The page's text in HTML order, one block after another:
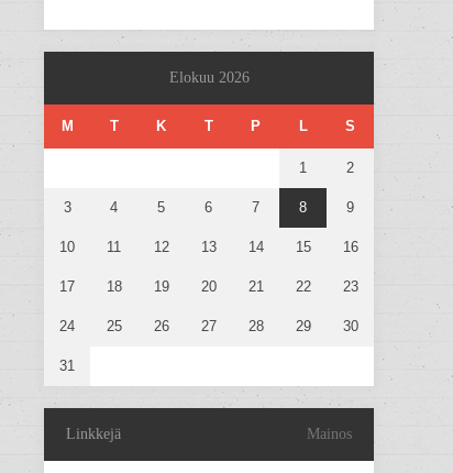
Elokuu 2026
M T K T P L S
1 2
3 4 5 6 7 8 9
10 11 12 13 14 15 16
17 18 19 20 21 22 23
24 25 26 27 28 29 30
31
Linkkejä Mainos